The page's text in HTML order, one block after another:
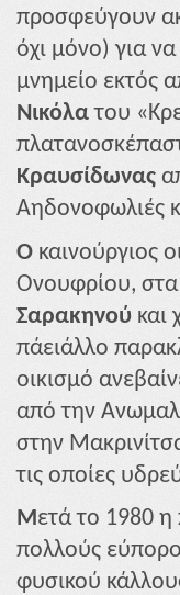
προσφεύγουν
όχι μόνο) για
μνημείο εκτός
Νικόλατου
Κραυσίδωνας
Αηδονοφωλιές
Ο καινούργιος
Ονουφρίου, στα
Σαρακηνού και
πάειάλλο
οικισμό
από την
στην
τις οποίες
Μετά το 1980 η
πολλούς
φυσικού